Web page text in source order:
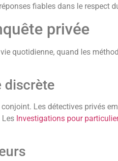
fiables dans le respect
privée
quotidienne, quand les
discrète
Les détectives privés
Les Investigations pour